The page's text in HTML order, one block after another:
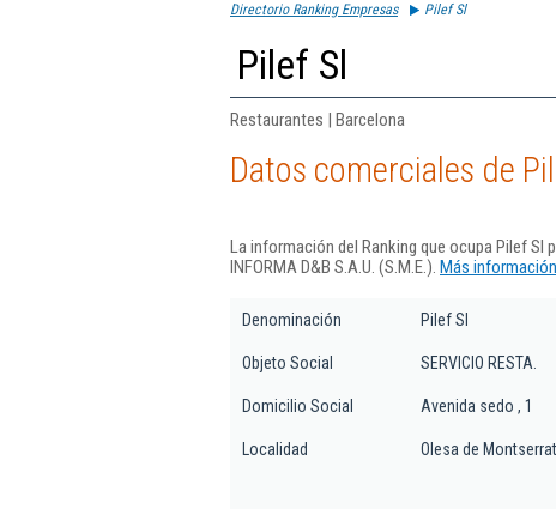
Directorio Ranking Empresas Pilef Sl
Pilef Sl
Restaurantes | Barcelona
Datos comerciales de
La información del Ranking que ocupa Pilef Sl
INFORMA D&B S.A.U. (S.M.E.). Más
Denominación Pilef Sl
Objeto Social SERVICIO RESTA.
Domicilio Social Avenida sedo , 1
Localidad Olesa de Montserrat